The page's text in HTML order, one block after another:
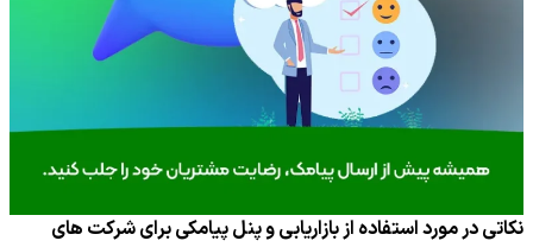
نکاتی در مورد استفاده از بازاریابی و پنل پیامکی برای شرکت های